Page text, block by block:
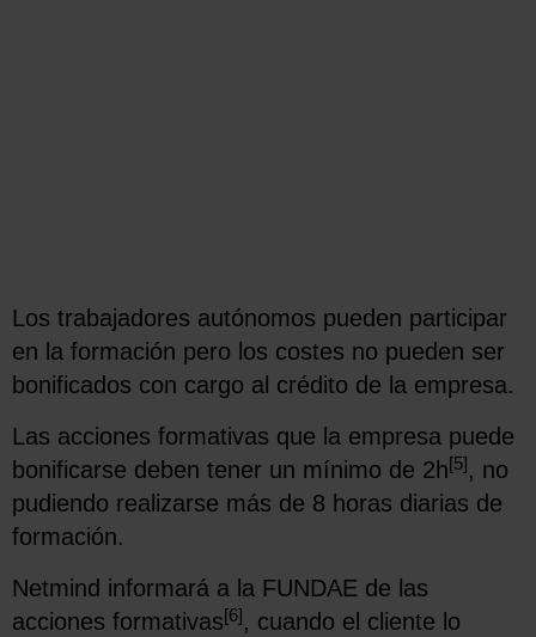
Los trabajadores autónomos pueden participar
en la formación pero los costes no pueden ser
bonificados con cargo al crédito de la empresa.
Las acciones formativas que la empresa puede
bonificarse deben tener un mínimo de 2h[5], no
pudiendo realizarse más de 8 horas diarias de
formación.
Netmind informará a la FUNDAE de las
acciones formativas[6], cuando el cliente lo